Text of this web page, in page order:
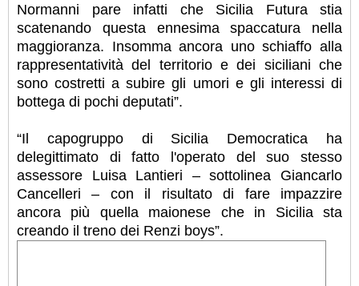
Normanni pare infatti che Sicilia Futura stia
scatenando questa ennesima spaccatura nella
maggioranza. Insomma ancora uno schiaffo alla
rappresentatività del territorio e dei siciliani che
sono costretti a subire gli umori e gli interessi di
bottega di pochi deputati”.
“Il capogruppo di Sicilia Democratica ha
delegittimato di fatto l'operato del suo stesso
assessore Luisa Lantieri – sottolinea Giancarlo
Cancelleri – con il risultato di fare impazzire
ancora più quella maionese che in Sicilia sta
creando il treno dei Renzi boys”.